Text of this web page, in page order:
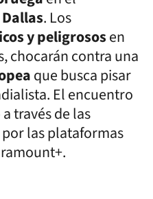
Dallas. Los
y peligrososen
chocarán contra una
que busca pisar
El encuentro
través de las
las plataformas